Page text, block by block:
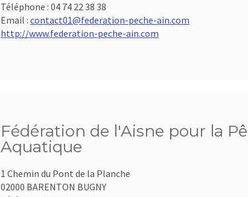
Téléphone : 04 74 22 38 38
Email : contact01@federation-peche-ain.com
http://www.federation-peche-ain.com
Fédération de l'Aisne pour la
Aquatique
1 Chemin du Pont de la Planche
02000 BARENTON BUGNY